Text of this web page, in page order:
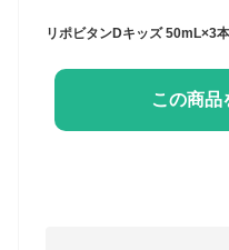
リポビタンDキッズ 50mL×3
この商品